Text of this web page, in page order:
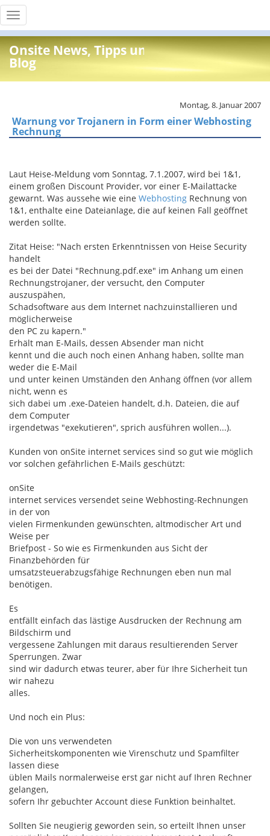
Toggle
navigation
Onsite News, Tipps und Info
Blog
Montag, 8. Januar 2007
Warnung vor Trojanern in Form einer Webhosting
Rechnung
Laut Heise-Meldung vom Sonntag, 7.1.2007, wird bei 1&1,
einem großen Discount Provider, vor einer E-Mailattacke
gewarnt. Was aussehe wie eine Webhosting Rechnung von
1&1, enthalte eine Dateianlage, die auf keinen Fall geöffnet
werden sollte.
Zitat Heise: "Nach ersten Erkenntnissen von Heise Security
handelt
es bei der Datei "Rechnung.pdf.exe" im Anhang um einen
Rechnungstrojaner, der versucht, den Computer
auszuspähen,
Schadsoftware aus dem Internet nachzuinstallieren und
möglicherweise
den PC zu kapern."
Erhält man E-Mails, dessen Absender man nicht
kennt und die auch noch einen Anhang haben, sollte man
weder die E-Mail
und unter keinen Umständen den Anhang öffnen (vor allem
nicht, wenn es
sich dabei um .exe-Dateien handelt, d.h. Dateien, die auf
dem Computer
irgendetwas "exekutieren", sprich ausführen wollen...).
Kunden von onSite internet services sind so gut wie möglich
vor solchen gefährlichen E-Mails geschützt:
onSite
internet services versendet seine Webhosting-Rechnungen
in der von
vielen Firmenkunden gewünschten, altmodischer Art und
Weise per
Briefpost - So wie es Firmenkunden aus Sicht der
Finanzbehörden für
umsatzsteuerabzugsfähige Rechnungen eben nun mal
benötigen.
Es
entfällt einfach das lästige Ausdrucken der Rechnung am
Bildschirm und
vergessene Zahlungen mit daraus resultierenden Server
Sperrungen. Zwar
sind wir dadurch etwas teurer, aber für Ihre Sicherheit tun
wir nahezu
alles.
Und noch ein Plus:
Die von uns verwendeten
Sicherheitskomponenten wie Virenschutz und Spamfilter
lassen diese
üblen Mails normalerweise erst gar nicht auf Ihren Rechner
gelangen,
sofern Ihr gebuchter Account diese Funktion beinhaltet.
Sollten Sie neugierig geworden sein, so erteilt Ihnen unser